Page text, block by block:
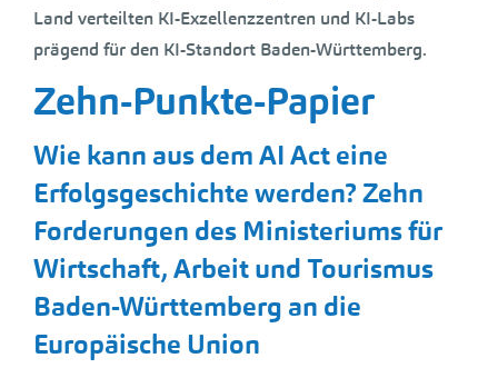
Land verteilten KI-Exzellenzzentren und KI-Labs
prägend für den KI-Standort Baden-Württemberg.
Zehn-Punkte-Papier
Wie kann aus dem AI Act eine
Erfolgsgeschichte werden? Zehn
Forderungen des Ministeriums für
Wirtschaft, Arbeit und Tourismus
Baden-Württemberg an die
Europäische Union